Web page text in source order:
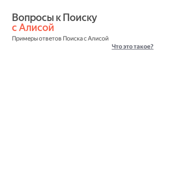
с Алисой
Примеры ответов Поиска с Алисой
Что это такое?